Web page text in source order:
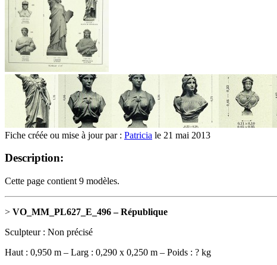
Fiche créée ou mise à jour par : Patricia le 21 mai 2013
Description:
Cette page contient 9 modèles.
> VO_MM_PL627_E_496 – République
Sculpteur : Non précisé
Haut : 0,950 m – Larg : 0,290 x 0,250 m – Poids : ? kg